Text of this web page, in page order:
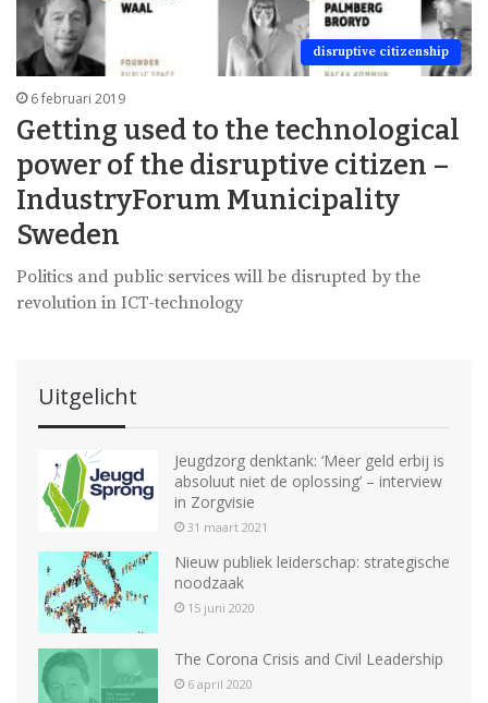
disruptive citizenship
6 februari 2019
Getting used to the technological
power of the disruptive citizen –
IndustryForum Municipality
Sweden
Politics and public services will be disrupted by the
revolution in ICT-technology
Uitgelicht
Jeugdzorg denktank: ‘Meer geld erbij is
absoluut niet de oplossing’ – interview
in Zorgvisie
31 maart 2021
Nieuw publiek leiderschap: strategische
noodzaak
15 juni 2020
The Corona Crisis and Civil Leadership
6 april 2020